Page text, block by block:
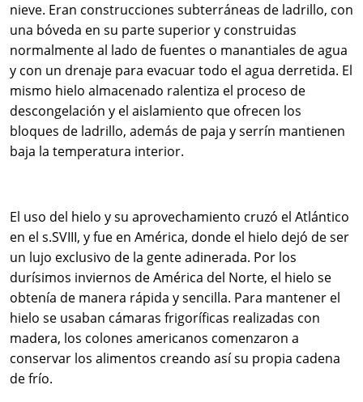
nieve. Eran construcciones subterráneas de ladrillo, con
una bóveda en su parte superior y construidas
normalmente al lado de fuentes o manantiales de agua
y con un drenaje para evacuar todo el agua derretida. El
mismo hielo almacenado ralentiza el proceso de
descongelación y el aislamiento que ofrecen los
bloques de ladrillo, además de paja y serrín mantienen
baja la temperatura interior.
El uso del hielo y su aprovechamiento cruzó el Atlántico
en el s.SVIII, y fue en América, donde el hielo dejó de ser
un lujo exclusivo de la gente adinerada. Por los
durísimos inviernos de América del Norte, el hielo se
obtenía de manera rápida y sencilla. Para mantener el
hielo se usaban cámaras frigoríficas realizadas con
madera, los colones americanos comenzaron a
conservar los alimentos creando así su propia cadena
de frío.